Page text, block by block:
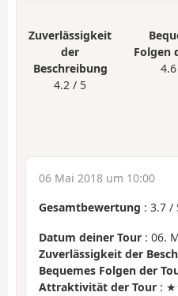
Zuverlässigkeit
der
Beschreibung
4.2 / 5
Folgen
06 Mai 2018 um 10:00
Gesamtbewertung : 3.7 /
Datum deiner Tour : 06.
Zuverlässigkeit der
Bequemes Folgen der
Attraktivität der Tour :